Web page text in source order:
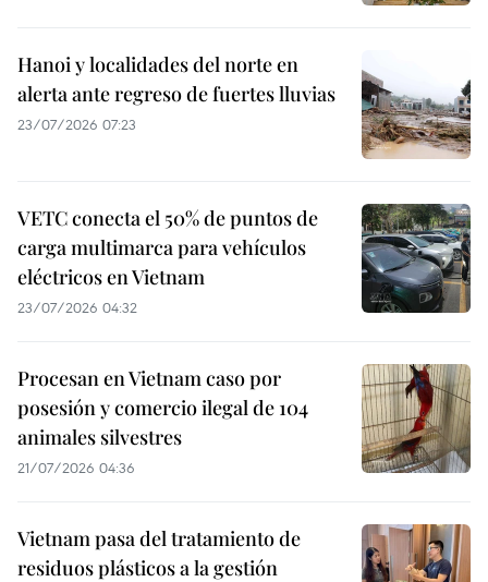
Hanoi y localidades del norte en
alerta ante regreso de fuertes lluvias
23/07/2026 07:23
VETC conecta el 50% de puntos de
carga multimarca para vehículos
eléctricos en Vietnam
23/07/2026 04:32
Procesan en Vietnam caso por
posesión y comercio ilegal de 104
animales silvestres
21/07/2026 04:36
Vietnam pasa del tratamiento de
residuos plásticos a la gestión